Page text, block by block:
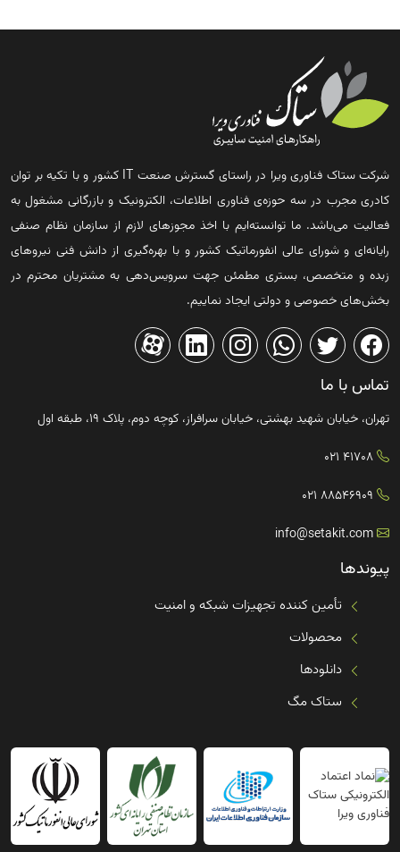
شرکت ستاک فناوری ویرا در راستای گسترش صنعت IT کشور و با تکیه بر توان
کادری مجرب در سه حوزه‌ی فناوری اطلاعات، الکترونیک و بازرگانی مشغول به
فعالیت می‌باشد. ما توانسته‌ایم با اخذ مجوزهای لازم از سازمان نظام صنفی
رایانه‌ای و شورای عالی انفورماتیک کشور و با بهره‌گیری از دانش فنی نیروهای
زبده و متخصص، بستری مطمئن جهت سرویس‌دهی به مشتریان محترم در
بخش‌های خصوصی و دولتی ایجاد نماییم.
تماس با ما
تهران، خیابان شهید بهشتی، خیابان سرافراز، کوچه دوم، پلاک ۱۹، طبقه اول
41708 021
88546909 021
info@setakit.com
پیوندها
تأمین کننده تجهیزات شبکه و امنیت
محصولات
دانلودها
ستاک مگ